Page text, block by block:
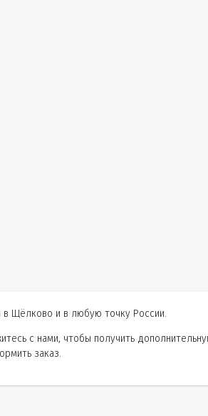
Щёлково и в любую точку России.
с нами, чтобы получить
заказ.